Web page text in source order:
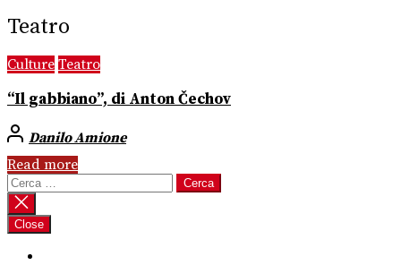
Teatro
Culture Teatro
“Il gabbiano”, di Anton Čechov
Danilo Amione
Read more
Ricerca
per:
Close